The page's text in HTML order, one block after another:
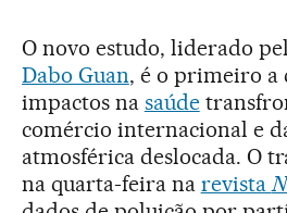
O novo estudo, liderado
Dabo Guan, é o primeiro a
impactos na saúde
comércio internacional e
atmosférica deslocada. O
na quarta-feira na revista